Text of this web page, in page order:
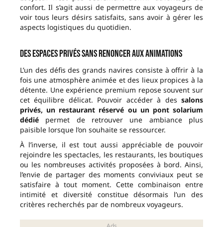
confort. Il s’agit aussi de permettre aux voyageurs de
voir tous leurs désirs satisfaits, sans avoir à gérer les
aspects logistiques du quotidien.
Des espaces privés sans renoncer aux animations
L’un des défis des grands navires consiste à offrir à la
fois une atmosphère animée et des lieux propices à la
détente. Une expérience premium repose souvent sur
cet équilibre délicat. Pouvoir accéder à des salons
privés, un restaurant réservé ou un pont solarium
dédié permet de retrouver une ambiance plus
paisible lorsque l’on souhaite se ressourcer.
À l’inverse, il est tout aussi appréciable de pouvoir
rejoindre les spectacles, les restaurants, les boutiques
ou les nombreuses activités proposées à bord. Ainsi,
l’envie de partager des moments conviviaux peut se
satisfaire à tout moment. Cette combinaison entre
intimité et diversité constitue désormais l’un des
critères recherchés par de nombreux voyageurs.